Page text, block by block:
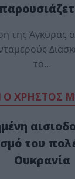
της Άγκυρας
το…
Ο ΧΡΗΣΤΟΣ
του
Ουκρανία